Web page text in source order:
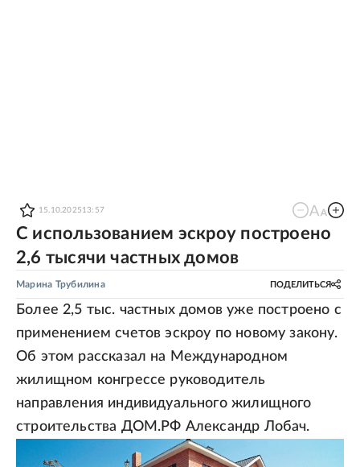
15.10.2025 13:57
С использованием эскроу построено
2,6 тысячи частных домов
Марина Трубилина ПОДЕЛИТЬСЯ
Более 2,5 тыс. частных домов уже построено с
применением счетов эскроу по новому закону.
Об этом рассказал на Международном
жилищном конгрессе руководитель
направления индивидуального жилищного
строительства ДОМ.РФ Александр Лобач.